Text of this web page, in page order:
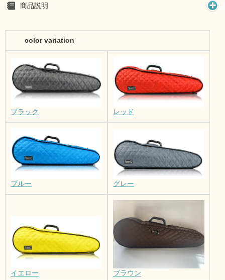
商品説明
color variation
ブラック レッド
ブルー グレー
イエロー ブラウン